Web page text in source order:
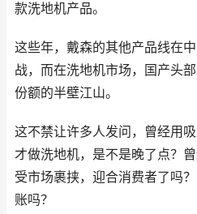
款洗地机产品。
这些年，戴森的其他产品线在
战，而在洗地机市场，国产头
份额的半壁江山。
这不禁让许多人发问，曾经用
才做洗地机，是不是晚了点？
受市场裹挟，迎合消费者了吗
账吗？